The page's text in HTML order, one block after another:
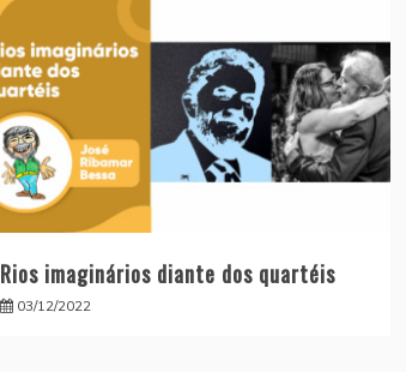
Rios imaginários diante dos quartéis
03/12/2022